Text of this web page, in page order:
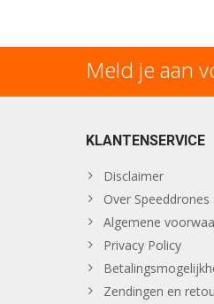
Meld je aan
KLANTENSERVICE
Disclaimer
Over Speeddrones
Algemene
Privacy Policy
Zendingen en